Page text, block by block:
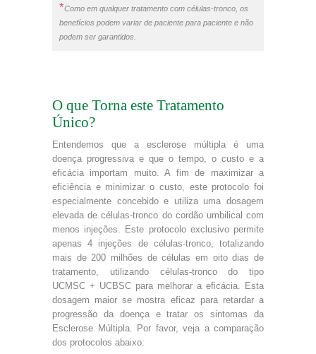
*Como em qualquer tratamento com células-tronco, os
benefícios podem variar de paciente para paciente e não
podem ser garantidos.
O que Torna este Tratamento
Único?
Entendemos que a esclerose múltipla é uma
doença progressiva e que o tempo, o custo e a
eficácia importam muito. A fim de maximizar a
eficiência e minimizar o custo, este protocolo foi
especialmente concebido e utiliza uma dosagem
elevada de células-tronco do cordão umbilical com
menos injeções. Este protocolo exclusivo permite
apenas 4 injeções de células-tronco, totalizando
mais de 200 milhões de células em oito dias de
tratamento, utilizando células-tronco do tipo
UCMSC + UCBSC para melhorar a eficácia. Esta
dosagem maior se mostra eficaz para retardar a
progressão da doença e tratar os sintomas da
Esclerose Múltipla. Por favor, veja a comparação
dos protocolos abaixo: